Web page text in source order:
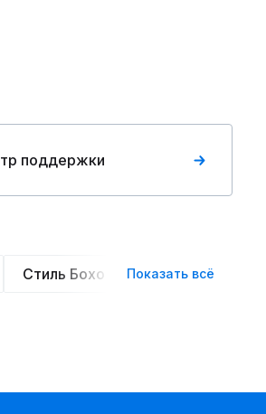
поддержки
Стиль Бохо Элегантные
Показать всё